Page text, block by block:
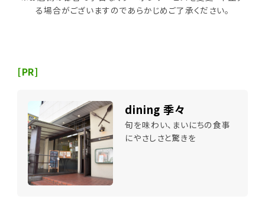
る場合がございますのであらかじめご了承ください。
[PR]
dining 季々
旬を味わい、まいにちの食事
にやさしさと驚きを